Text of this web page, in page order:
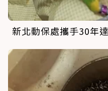
新北動保處攜手30年